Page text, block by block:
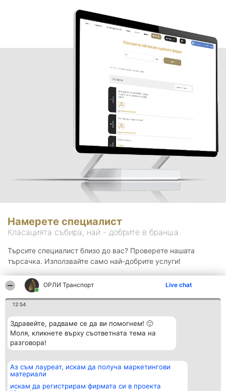
ОРЛИ Транспорт Live chat
12:54
Здравейте, радваме се да ви помогнем! 🙂
Моля, кликнете върху съответната тема на
разговора!
Аз съм лауреат, искам да получа маркетингови
материали
искам да регистрирам фирмата си в проекта
Намерете специалист
Класацията събира, най - добрите в бранша.
Търсите специалист близо до вас? Проверете нашата
търсачка. Използвайте само най-добрите услуги!
Организатор на
класиране
BulevardulAleea Timișul De
Класация
всички
Контакти